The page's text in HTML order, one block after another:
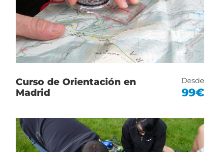
obtenido Homologación oficial CE o UIAA
Safetylabel.
Lugar: Parque Nacional de Sierra de
Guadarrama, Madrid.
PRECIOS Y RESERVAS
PRECIO: 16€ por alumno. (21% IVA incluido).
Gratuidad para profesores / monitores.
Curso de Orientación en
Madrid
Desde
99€